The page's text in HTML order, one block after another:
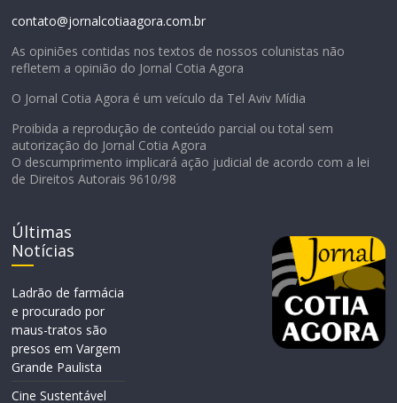
contato@jornalcotiaagora.com.br
As opiniões contidas nos textos de nossos colunistas não
refletem a opinião do Jornal Cotia Agora
O Jornal Cotia Agora é um veículo da Tel Aviv Mídia
Proibida a reprodução de conteúdo parcial ou total sem
autorização do Jornal Cotia Agora
O descumprimento implicará ação judicial de acordo com a lei
de Direitos Autorais 9610/98
Últimas
Notícias
Ladrão de farmácia
e procurado por
maus-tratos são
presos em Vargem
Grande Paulista
Cine Sustentável